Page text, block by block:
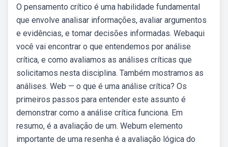
O pensamento crítico é uma habilidade fundamental
que envolve analisar informações, avaliar argumentos
e evidências, e tomar decisões informadas. Webaqui
você vai encontrar o que entendemos por análise
crítica, e como avaliamos as análises críticas que
solicitamos nesta disciplina. Também mostramos as
análises. Web — o que é uma análise crítica? Os
primeiros passos para entender este assunto é
demonstrar como a análise crítica funciona. Em
resumo, é a avaliação de um. Webum elemento
importante de uma resenha é a avaliação lógica do